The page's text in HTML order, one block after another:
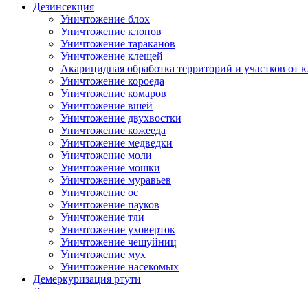
Дезинсекция
Уничтожение блох
Уничтожение клопов
Уничтожение тараканов
Уничтожение клещей
Акарицидная обработка территорий и участков от
Уничтожение короеда
Уничтожение комаров
Уничтожение вшей
Уничтожение двухвостки
Уничтожение кожееда
Уничтожение медведки
Уничтожение моли
Уничтожение мошки
Уничтожение муравьев
Уничтожение ос
Уничтожение пауков
Уничтожение тли
Уничтожение уховерток
Уничтожение чешуйниц
Уничтожение мух
Уничтожение насекомых
Демеркуризация ртути